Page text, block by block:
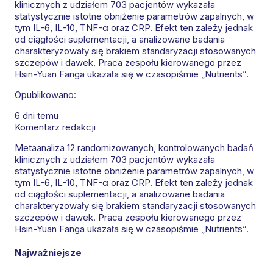
klinicznych z udziałem 703 pacjentów wykazała
statystycznie istotne obniżenie parametrów zapalnych, w
tym IL-6, IL-10, TNF-α oraz CRP. Efekt ten zależy jednak
od ciągłości suplementacji, a analizowane badania
charakteryzowały się brakiem standaryzacji stosowanych
szczepów i dawek. Praca zespołu kierowanego przez
Hsin-Yuan Fanga ukazała się w czasopiśmie „Nutrients”.
Opublikowano:
6 dni temu
Komentarz redakcji
Metaanaliza 12 randomizowanych, kontrolowanych badań
klinicznych z udziałem 703 pacjentów wykazała
statystycznie istotne obniżenie parametrów zapalnych, w
tym IL-6, IL-10, TNF-α oraz CRP. Efekt ten zależy jednak
od ciągłości suplementacji, a analizowane badania
charakteryzowały się brakiem standaryzacji stosowanych
szczepów i dawek. Praca zespołu kierowanego przez
Hsin-Yuan Fanga ukazała się w czasopiśmie „Nutrients”.
Najważniejsze